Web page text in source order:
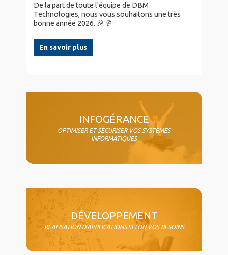
De la part de toute l'équipe de DBM
Technologies, nous vous souhaitons une très
bonne année 2026. 🎉 🥂
En savoir plus
INFOGÉRANCE
OPTIMISER ET SÉCURISER VOS SYSTÈMES
INFORMATIQUES
DÉVELOPPEMENT
RÉALISATION D'APPLICATIONS SELON VOS BESOINS